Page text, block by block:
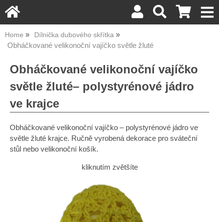
Home Dílnička dubového skřítka
Obháčkované velikonoční vajíčko světle žluté
Obháčkované velikonoční vajíčko
světle žluté– polystyrénové jádro
ve krajce
Obháčkované velikonoční vajíčko – polystyrénové jádro ve
světle žluté krajce. Ručně vyrobená dekorace pro sváteční
stůl nebo velikonoční košík.
kliknutím zvětšíte